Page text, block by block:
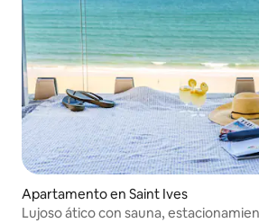
Apartamento en Saint Ives
Lujoso ático con sauna,